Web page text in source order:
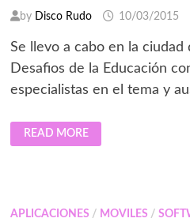
by Disco Rudo 10/03/2015
Se llevo a cabo en la
Desafios de la Educación
especialistas en el tema y
FÓRUM
DESAFÍOS
DE
READ MORE
APLICACIONES / MOVILES /